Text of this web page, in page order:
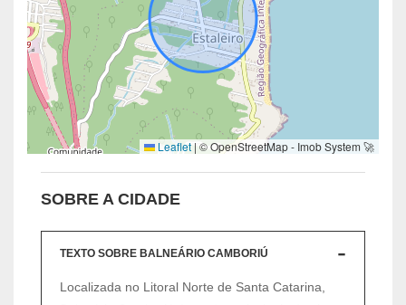
Leaflet | © OpenStreetMap - Imob System 🚀
SOBRE A CIDADE
TEXTO SOBRE BALNEÁRIO CAMBORIÚ
Localizada no Litoral Norte de Santa Catarina,